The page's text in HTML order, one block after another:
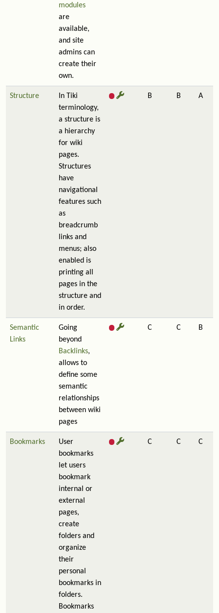
modules
are
available,
and site
admins can
create their
own.
Structure
In Tiki
terminology,
a structure is
a hierarchy
for wiki
pages.
Structures
have
navigational
features such
as
breadcrumb
links and
menus; also
enabled is
printing all
pages in the
structure and
in order.
B B A
Semantic
Links
Going
beyond
Backlinks,
allows to
define some
semantic
relationships
between wiki
pages
C C B
Bookmarks
User
bookmarks
let users
bookmark
internal or
external
pages,
create
folders and
organize
their
personal
bookmarks in
folders.
Bookmarks
C C C